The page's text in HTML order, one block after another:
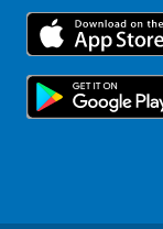
Trainers en
Topsporters
Voor de pers